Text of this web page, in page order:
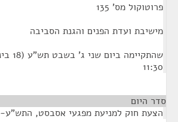
פרוטוקול מס' 135
מישיבת ועדת הפנים והגנת הסביבה
11:30
סדר היום
הצעת חוק למניעת מפגעי אסבסט, התש"ע-2009.